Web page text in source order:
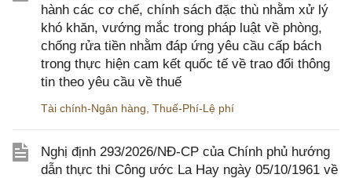
hành các cơ chế, chính sách đặc thù nhằm xử lý
khó khăn, vướng mắc trong pháp luật về phòng,
chống rửa tiền nhằm đáp ứng yêu cầu cấp bách
trong thực hiện cam kết quốc tế về trao đổi thông
tin theo yêu cầu về thuế
Tài chính-Ngân hàng Thuế-Phí-Lệ phí
Nghị định 293/2026/NĐ-CP của Chính phủ hướng
dẫn thực thi Công ước La Hay ngày 05/10/1961 về